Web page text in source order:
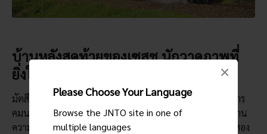
Please Choose Your Language
Browse the JNTO site in one of
multiple languages
×
บ้านหลังสุดท้ายของเซสชุ นักวาดภาพที่
ยิ่งใหญ่ที่สุดแห่งยุคกลางของญี่ปุ่น
มัตสึดะเป็นเมืองเล็กๆ บนชายฝั่งที่ทำหน้าที่เป็นศูนย์กลางการ
คมนาคมสำหรับพื้นที่อิวามิด้านตะวันตก บุคคลที่มีชื่อเสียงด้าน
ความคิดสร้างสรรค์ที่ยิ่งใหญ่ที่สุดในประวัติศาสตร์ของญี่ปุ่นสอง